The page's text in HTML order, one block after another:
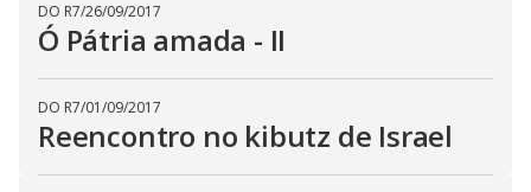
DO R7/26/09/2017
Ó Pátria amada - II
DO R7/01/09/2017
Reencontro no kibutz de Israel